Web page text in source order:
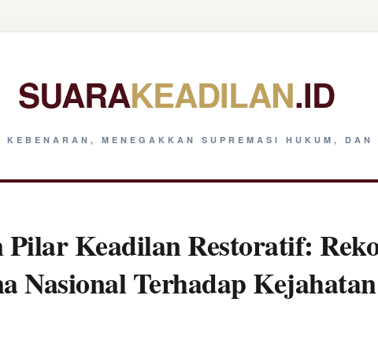
SUARAKEADILAN.ID
KEBENARAN, MENEGAKKAN SUPREMASI HUKUM,
Pilar Keadilan Restoratif:
Nasional Terhadap